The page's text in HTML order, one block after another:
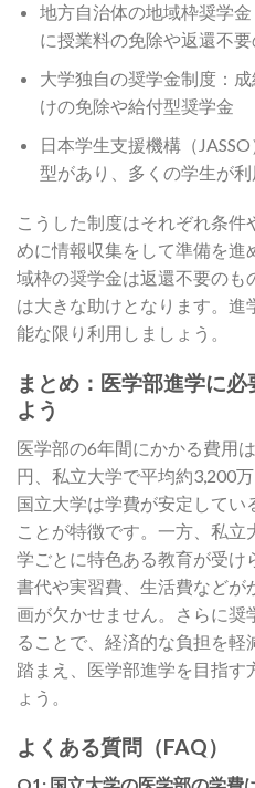
地方自治体の地域枠奨学
に授業料の免除や返還不
大学独自の奨学金制度：
けの免除や給付型奨学金
日本学生支援機構（
型があり、多くの学生が利
こうした制度はそれぞれ条
めに情報収集をして準備を進
域枠の奨学金は返還不要のも
は大きな助けとなります。
能な限り利用しましょう。
まとめ：医学部進学に
よう
医学部の6年間にかかる費用
円、私立大学で平均約3,200
国立大学は学費が安定してい
ことが特徴です。一方、私
学ごとに特色ある教育が受け
書代や実習費、生活費などが
画が欠かせません。さらに奨
ることで、経済的な負担を軽
踏まえ、医学部進学を目指す
ょう。
よくある質問（FAQ）